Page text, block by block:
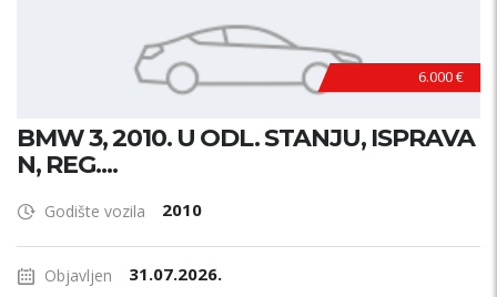
6.000 €
BMW 3, 2010. U ODL. STANJU, ISPRAVA
N, REG....
Godište vozila 2010
Objavljen 31.07.2026.